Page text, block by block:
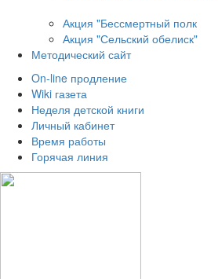
Акция "Бессмертный полк
Акция "Сельский обелиск"
Методический сайт
On-line продление
Wiki газета
Неделя детской книги
Личный кабинет
Время работы
Горячая линия